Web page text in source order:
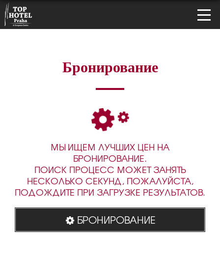
Бронирование
МЫ ИЩЕМ ЛУЧШИХ ЦЕН НА
БРОНИРОВАНИЕ.
ПОИСК ПРОЦЕСС МОЖЕТ ЗАНЯТЬ
НЕСКОЛЬКО СЕКУНД, ПОЖАЛУЙСТА,
ПОДОЖДИТЕ ПРИ ЗАГРУЗКЕ РЕЗУЛЬТАТОВ.
БРОНИРОВАНИЕ